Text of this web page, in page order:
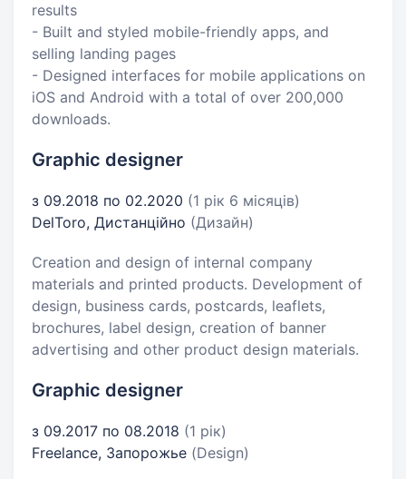
results
- Built and styled mobile-friendly apps, and
selling landing pages
- Designed interfaces for mobile applications on
iOS and Android with a total of over 200,000
downloads.
Graphic designer
з 09.2018 по 02.2020 (1 рік 6 місяців)
DelToro, Дистанційно (Дизайн)
Creation and design of internal company
materials and printed products. Development of
design, business cards, postcards, leaflets,
brochures, label design, creation of banner
advertising and other product design materials.
Graphic designer
з 09.2017 по 08.2018 (1 рік)
Freelance, Запорожье (Design)